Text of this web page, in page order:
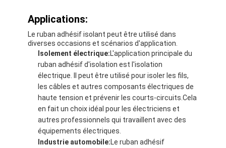
Maison
Applications:
Le ruban adhésif isolant peut être utilisé dans
diverses occasions et scénarios d'application.
Isolement électrique:L'application principale du
ruban adhésif d'isolation est l'isolation
électrique. Il peut être utilisé pour isoler les fils,
les câbles et autres composants électriques de
haute tension et prévenir les courts-circuits.Cela
en fait un choix idéal pour les électriciens et
autres professionnels qui travaillent avec des
équipements électriques.
Industrie automobile:Le ruban adhésif